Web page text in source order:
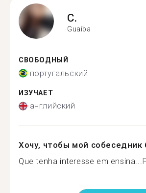
C.
Guaíba
СВОБОДНЫЙ
португальский
ИЗУЧАЕТ
английский
Хочу, чтобы мой собеседник
Que tenha interesse em ensina...